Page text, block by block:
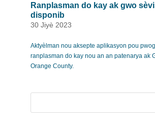
Ranplasman do kay ak gwo
disponib
30 Jiyè 2023
Aktyèlman nou aksepte aplikasyon pou
ranplasman do kay nou an an patenarya ak
Orange County.